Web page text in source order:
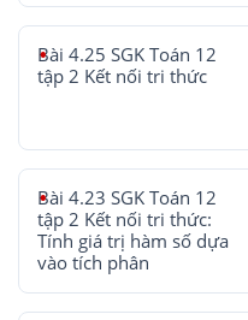
Bài 4.25 SGK Toán 12
tập 2 Kết nối tri thức
Bài 4.23 SGK Toán 12
tập 2 Kết nối tri thức:
Tính giá trị hàm số dựa
vào tích phân